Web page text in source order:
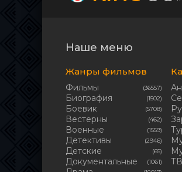
Наше меню
Жанры фильмов
Фильмы (36557)
Биография (1502)
Боевик (5708)
Вестерны (462)
Военные (1559)
Детективы (2946)
Детские (65)
Документальные (1061)